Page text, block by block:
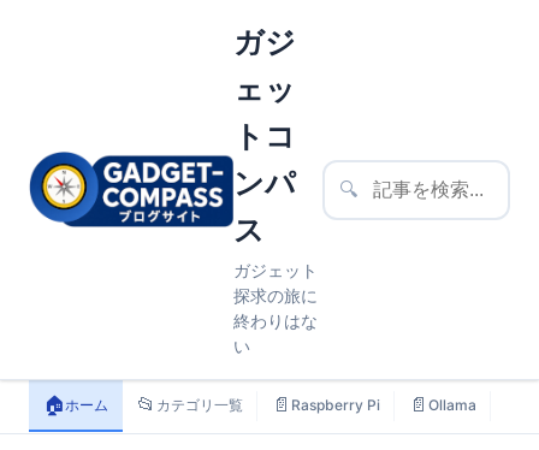
ガジ
ェッ
トコ
ンパ
ス
ガジェット
探求の旅に
終わりはな
い
🔍
🏠ホーム 📂 カテゴリ一覧 📄 Raspberry Pi 📄 Ollama